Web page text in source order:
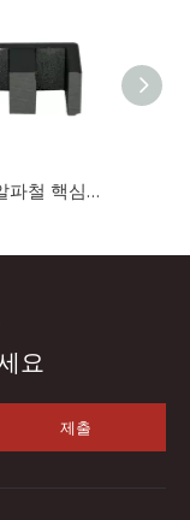
변압기 알파철 핵심을 위한 EE 유형 연약한 자석 핵심 Mn-Zn 알파철 핵심 철 분말 핵심
요
제출